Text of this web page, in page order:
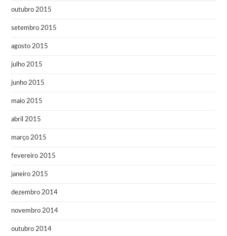
outubro 2015
setembro 2015
agosto 2015
julho 2015
junho 2015
maio 2015
abril 2015
março 2015
fevereiro 2015
janeiro 2015
dezembro 2014
novembro 2014
outubro 2014